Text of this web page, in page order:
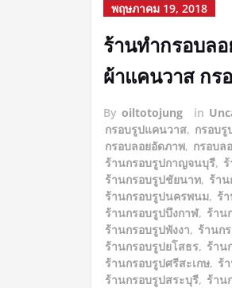
พฤษภาคม 19, 2018
ร้านทำกรอบล
ผ้าแคนวาส กร
By oiltotojung in
กรอบรูปแคนวาส, กรอบรู
กรอบลอยอัดภาพ, กรอบล
ร้านกรอบรูปกาญจนบุรี,
ร้านกรอบรูปชัยนาท, ร้า
ร้านกรอบรูปนครพนม, ร้
ร้านกรอบรูปบึงกาฬ, ร้าน
ร้านกรอบรูปพังงา, ร้านก
ร้านกรอบรูปยโสธร, ร้าน
ร้านกรอบรูปศรีสะเกษ, ร้
ร้านกรอบรูปสระบุรี, ร้าน